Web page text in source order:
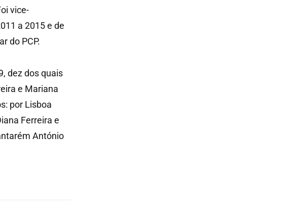
vice-
a 2015 e de
do PCP.
dez dos quais
e Mariana
por Lisboa
Ferreira e
António